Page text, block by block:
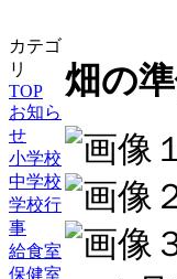
カテゴ
リ
TOP
お知ら
せ
小学校
中学校
学校行
事
給食室
保健室
畑の